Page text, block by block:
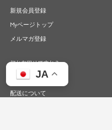
JA
新規会員登録
Myページトップ
メルマガ登録
何かお困りですか？
ご注文について
配送について